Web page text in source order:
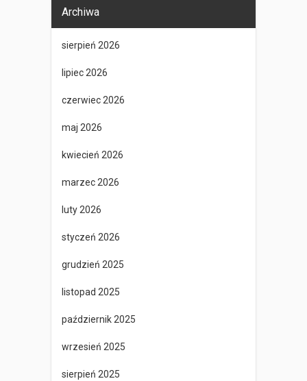
Archiwa
sierpień 2026
lipiec 2026
czerwiec 2026
maj 2026
kwiecień 2026
marzec 2026
luty 2026
styczeń 2026
grudzień 2025
listopad 2025
październik 2025
wrzesień 2025
sierpień 2025